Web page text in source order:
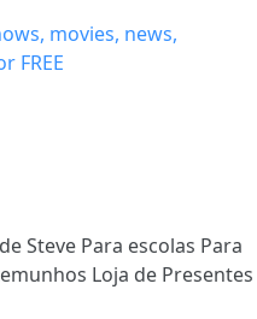
Steve Para escolas Para
Loja de Presentes